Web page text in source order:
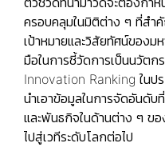
ครอบคลุมในมิติต่าง ๆ ที่สำ
เป้าหมายและวิสัยทัศน์ของม
มือในการชี้วัดการเป็นนวัต
Innovation Ranking ในป
นำเอาข้อมูลในการจัดอันดับ
และพันธกิจในด้านต่าง ๆ ข
ไปสู่เวทีระดับโลกต่อไป